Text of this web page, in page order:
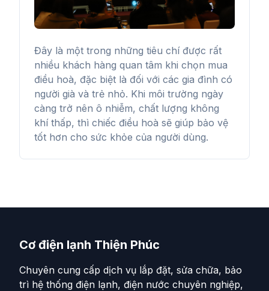
Đây là một trong những tiêu chí được rất
nhiều khách hàng quan tâm khi chọn mua
điều hoà, đặc biệt là đối với các gia đình có
người già và trẻ nhỏ. Khi môi trường ngày
càng trở nên ô nhiễm, chất lượng không
khí thấp, thì chiếc điều hoà sẽ giúp bảo vệ
tốt hơn cho sức khỏe của người dùng.
Cơ điện lạnh Thiện Phúc
Chuyên cung cấp dịch vụ lắp đặt, sửa chữa, bảo
trì hệ thống điện lạnh, điện nước chuyên nghiệp,